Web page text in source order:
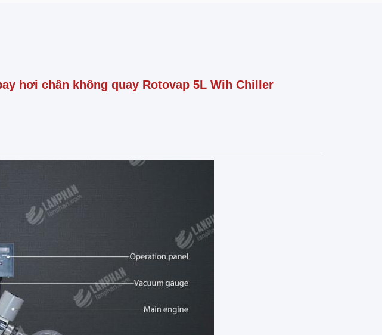
hơi chân không quay Rotovap 5L Wih Chiller